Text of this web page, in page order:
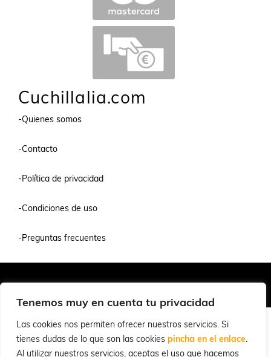
Tenemos muy en cuenta tu privacidad
Las cookies nos permiten ofrecer nuestros servicios. Si
tienes dudas de lo que son las cookies pincha en el enlace.
Al utilizar nuestros servicios, aceptas el uso que hacemos
Cuchillalia.com
-Quienes somos
-Contacto
-Política de privacidad
-Condiciones de uso
-Preguntas frecuentes